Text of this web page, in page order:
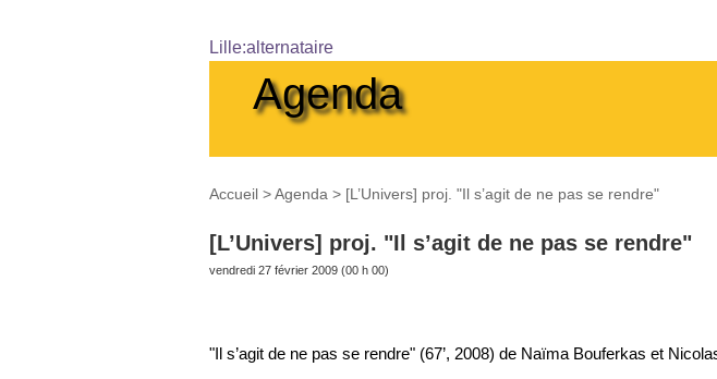
Lille:alternataire
Agenda
Accueil >Agenda > [L’Univers] proj. "Il s’agit de ne pas se rendre"
[L’Univers] proj. "Il s’agit de ne pas se rendre"
vendredi 27 février 2009 (00 h 00)
"Il s’agit de ne pas se rendre" (67’, 2008) de Naïma Bouferkas et